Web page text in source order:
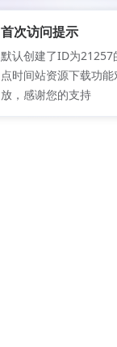
首次访问提示
默认创建了ID为21257
点时间站资源下载功
放，感谢您的支持